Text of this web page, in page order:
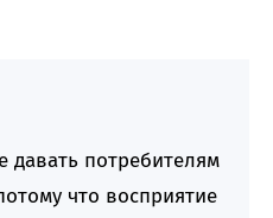
потребителям
что восприятие